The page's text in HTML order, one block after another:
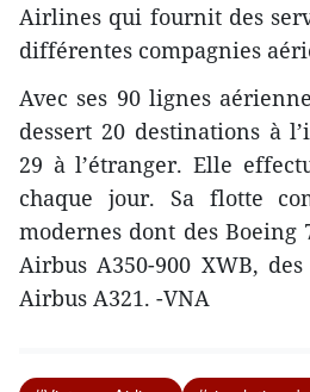
Airlines qui fournit des
différentes compagnies
Avec ses 90 lignes
dessert 20 destinations à
29 à l’étranger. Elle
chaque jour. Sa flotte
modernes dont des Boeing
Airbus A350-900 XWB,
Airbus A321. -VNA